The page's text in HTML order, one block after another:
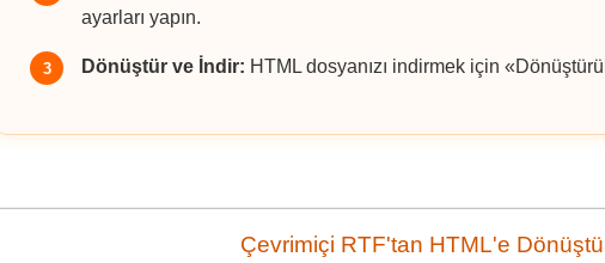
ayarları yapın.
3 Dönüştür ve İndir: HTML dosyanızı indirmek için
Çevrimiçi RTF'tan HTML'e